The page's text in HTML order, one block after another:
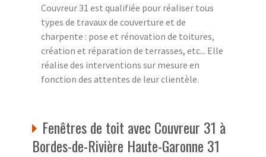
Couvreur 31 est qualifiée pour réaliser tous
types de travaux de couverture et de
charpente : pose et rénovation de toitures,
création et réparation de terrasses, etc... Elle
réalise des interventions sur mesure en
fonction des attentes de leur clientèle.
Fenêtres de toit avec Couvreur 31 à
Bordes-de-Rivière Haute-Garonne 31